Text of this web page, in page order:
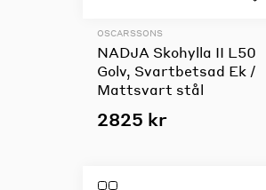
OSCARSSONS
NADJA Skohylla II L50
Golv, Svartbetsad Ek /
Mattsvart stål
2825 kr